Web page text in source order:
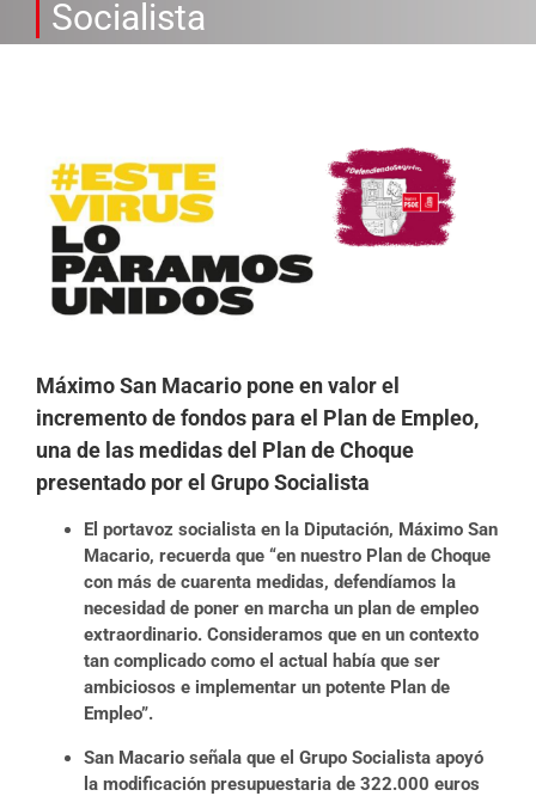
Socialista
más
grande
Máximo San Macario pone en valor el
incremento de fondos para el Plan de Empleo,
una de las medidas del Plan de Choque
presentado por el Grupo Socialista
El portavoz socialista en la Diputación, Máximo San
Macario, recuerda que “en nuestro Plan de Choque
con más de cuarenta medidas, defendíamos la
necesidad de poner en marcha un plan de empleo
extraordinario. Consideramos que en un contexto
tan complicado como el actual había que ser
ambiciosos e implementar un potente Plan de
Empleo”.
San Macario señala que el Grupo Socialista apoyó
la modificación presupuestaria de 322.000 euros